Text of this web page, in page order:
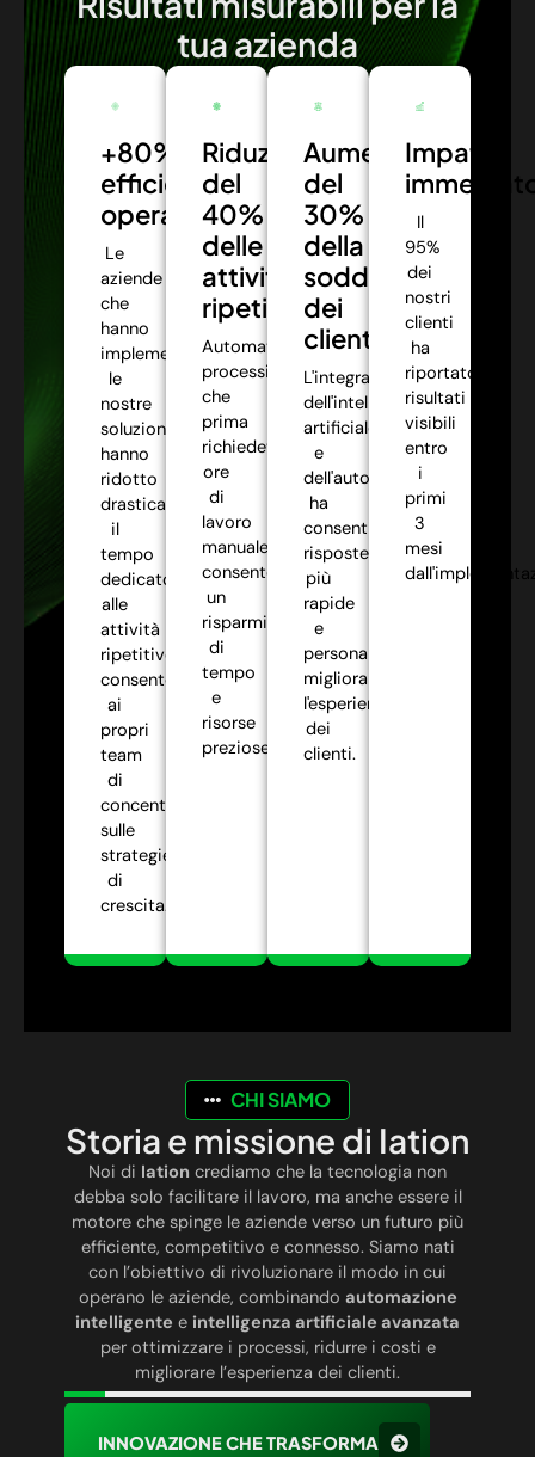
tua azienda
+80%
efficienza
operativa:
Le
aziende
che
hanno
implementato
le
nostre
soluzioni
hanno
ridotto
drasticamente
il
tempo
dedicato
alle
attività
ripetitive,
consentendo
ai
propri
team
di
concentrarsi
sulle
strategie
di
crescita.
Riduzione
del
40%
delle
attività
ripetitive:
Automatizziamo
processi
che
prima
richiedevano
ore
di
lavoro
manuale,
consentendo
un
risparmio
di
tempo
e
risorse
preziose.
Aumento
del
30%
della
soddisfazione
dei
clienti:
L'integrazione
dell'intelligenza
artificiale
e
dell'automazione
ha
consentito
risposte
più
rapide
e
personalizzate,
migliorando
l'esperienza
dei
clienti.
Impatto
Il
95%
dei
nostri
clienti
ha
riportato
risultati
visibili
entro
i
primi
3
mesi
CHI SIAMO
Storia e missione di Iation
Noi di Iation crediamo che la tecnologia non
debba solo facilitare il lavoro, ma anche essere il
motore che spinge le aziende verso un futuro più
efficiente, competitivo e connesso. Siamo nati
con l’obiettivo di rivoluzionare il modo in cui
operano le aziende, combinando automazione
intelligente e intelligenza artificiale avanzata
per ottimizzare i processi, ridurre i costi e
migliorare l’esperienza dei clienti.
INNOVAZIONE CHE TRASFORMA